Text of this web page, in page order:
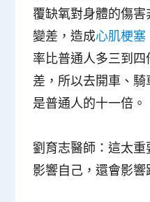
覆缺氧對身體的傷
變差，造成心肌梗塞
率比普通人多三到
差，所以去開車、
是普通人的十一倍 。
劉育志醫師 ：這太
影響自己，還會影響